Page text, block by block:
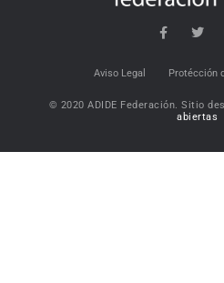
Aviso Legal Protécción
© 2020 ADIDE Federación. Sitio
abiertas